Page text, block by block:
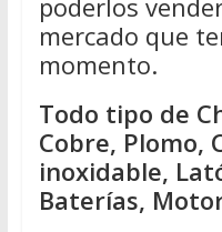
mercado que
momento.
Todo tipo de
Cobre, Plomo,
inoxidable,
Baterías,